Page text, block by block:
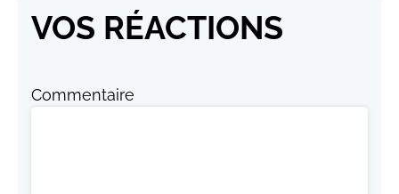
VOS RÉACTIONS
Commentaire